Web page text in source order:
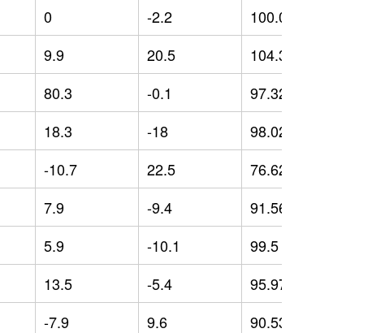
0 -2.2 100.01
9.9 20.5 104.33
80.3 -0.1 97.32
18.3 -18 98.02
-10.7 22.5 76.62
7.9 -9.4 91.56
5.9 -10.1 99.5
13.5 -5.4 95.97
-7.9 9.6 90.53